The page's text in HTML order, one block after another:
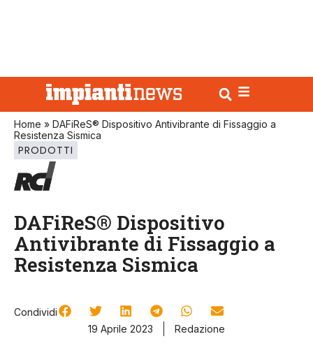
Home » DAFiReS® Dispositivo Antivibrante di Fissaggio a
Resistenza Sismica
PRODOTTI
DAFiReS® Dispositivo
Antivibrante di Fissaggio a
Resistenza Sismica
Condividi
19 Aprile 2023
Redazione